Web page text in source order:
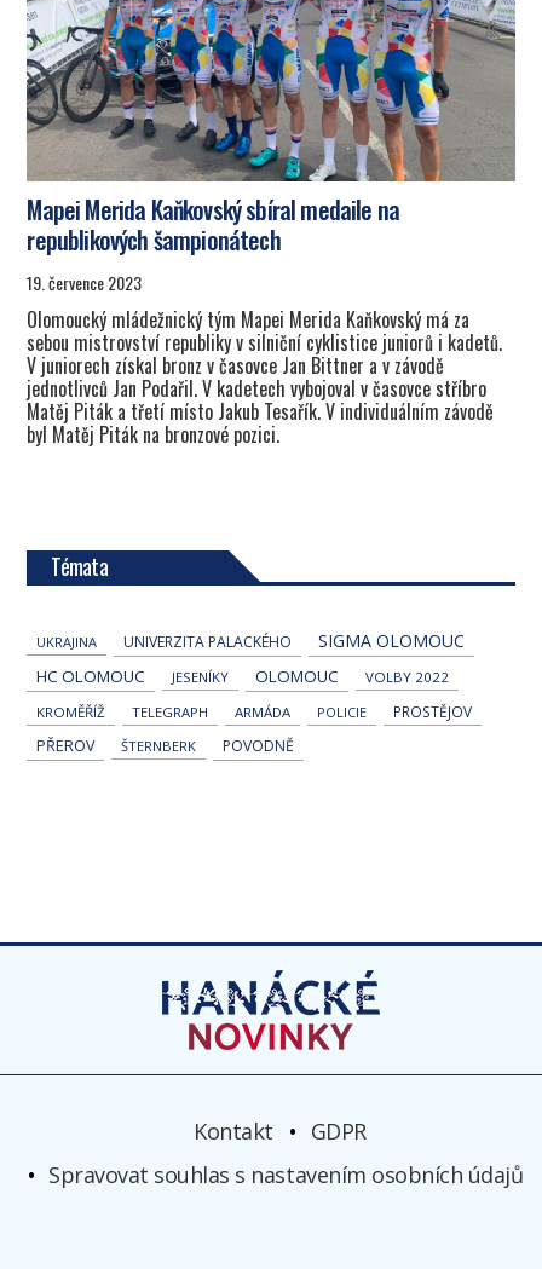
Mapei Merida Kaňkovský sbíral medaile na
republikových šampionátech
19. července 2023
Olomoucký mládežnický tým Mapei Merida Kaňkovský má za
sebou mistrovství republiky v silniční cyklistice juniorů i kadetů.
V juniorech získal bronz v časovce Jan Bittner a v závodě
jednotlivců Jan Podařil. V kadetech vybojoval v časovce stříbro
Matěj Piták a třetí místo Jakub Tesařík. V individuálním závodě
byl Matěj Piták na bronzové pozici.
Témata
UKRAJINA UNIVERZITA PALACKÉHO SIGMA OLOMOUC
HC OLOMOUC JESENÍKY OLOMOUC
VOLBY 2022
KROMĚŘÍŽ
TELEGRAPH ARMÁDA POLICIE PROSTĚJOV
PŘEROV ŠTERNBERK POVODNĚ
Kontakt
GDPR
Spravovat souhlas s nastavením osobních údajů